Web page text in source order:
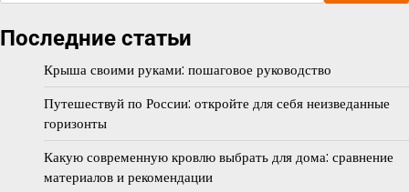
Последние статьи
Крыша своими руками: пошаговое руководство
Путешествуй по России: откройте для себя неизведанные
горизонты
Какую современную кровлю выбрать для дома: сравнение
материалов и рекомендации